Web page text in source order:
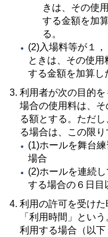
きは、その使
する金額を加
る。
(2)入場料等が１
ときは、その使用
する金額を加算し
利用者が次の目的
場合の使用料は、
る額とする。ただ
る場合は、この限り
(1)ホールを舞台
場合
(2)ホールを連続
する場合の６日目
利用の許可を受け
「利用時間」とい
利用する場合（以下